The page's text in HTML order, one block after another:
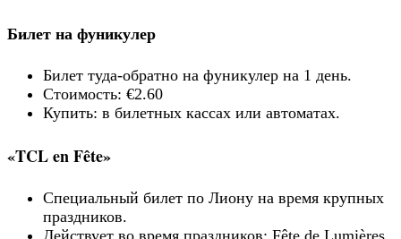
Билет на фуникулер
Билет туда-обратно на фуникулер на 1 день.
Стоимость: €2.60
Купить: в билетных кассах или автоматах.
«TCL en Fête»
Специальный билет по Лиону на время крупных
праздников.
Действует во время праздников: Fête de Lumières,